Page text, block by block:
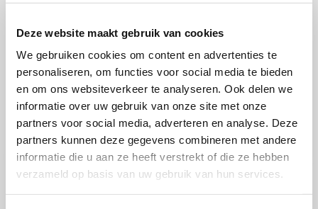
Deze website maakt gebruik van cookies
We gebruiken cookies om content en advertenties te
personaliseren, om functies voor social media te bieden
en om ons websiteverkeer te analyseren. Ook delen we
informatie over uw gebruik van onze site met onze
partners voor social media, adverteren en analyse. Deze
partners kunnen deze gegevens combineren met andere
informatie die u aan ze heeft verstrekt of die ze hebben
verzameld op basis van uw gebruik van hun services.
SpotifyenApple Podcast!
Wil je meer te weten komen over het gedachtegoed
van Giep en het merkdenken van de toekomst? Wil je
interessante bijdragen van merkdenkers volgen?
Schrijf je dan snel in voor het SWOCC-evenement
‘Brandr – de kroniek van een merk’op 30 juni.
Meer over dit onderwerp